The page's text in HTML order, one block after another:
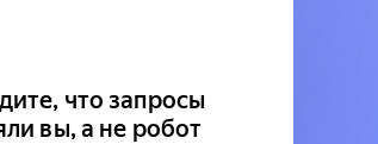
что запросы
вы, а не робот